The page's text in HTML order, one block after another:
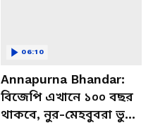
Annapurna Bhandar:
বিজেপি এখানে ১০০ বছর
থাকবে, নুর-মেহবুবরা ভুয়ো
06:10